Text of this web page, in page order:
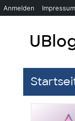
Anmelden Impressum